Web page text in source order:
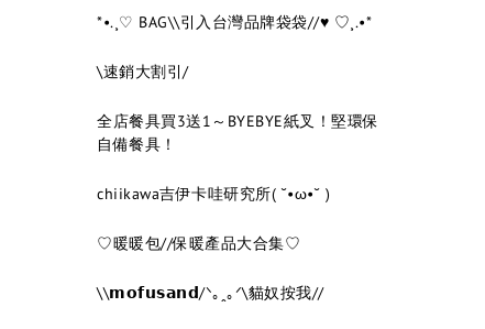
*•.¸♡ BAG\\引入台灣品牌袋袋//♥ ♡¸.•*
\速銷大割引/
全店餐具買3送1～BYEBYE紙叉！堅環保
自備餐具！
chiikawa吉伊卡哇研究所( ˘•ω•˘ )
♡暖暖包//保暖產品大合集♡
\\𝗺𝗼𝗳𝘂𝘀𝗮𝗻𝗱/ᐠ｡ꞈ｡ᐟ\貓奴按我//